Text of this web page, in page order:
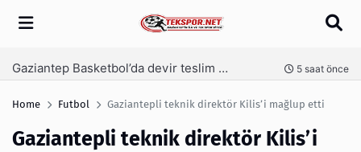
Arama
Memik Yılmaz, Gaziantep FK için kesenin ağzını açtı 9 saat önce
Home Futbol Gaziantepli teknik direktör Kilis’i mağlup etti
Gaziantepli teknik direktör Kilis’i